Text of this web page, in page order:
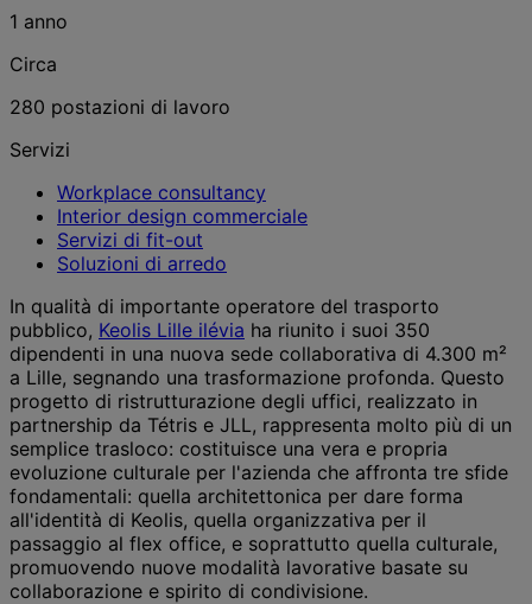
1 anno
Circa
280 postazioni di lavoro
Servizi
Workplace consultancy
Interior design commerciale
Servizi di fit-out
Soluzioni di arredo
In qualità di importante operatore del trasporto
pubblico, Keolis Lille ilévia ha riunito i suoi 350
dipendenti in una nuova sede collaborativa di 4.300 m²
a Lille, segnando una trasformazione profonda. Questo
progetto di ristrutturazione degli uffici, realizzato in
partnership da Tétris e JLL, rappresenta molto più di un
semplice trasloco: costituisce una vera e propria
evoluzione culturale per l'azienda che affronta tre sfide
fondamentali: quella architettonica per dare forma
all'identità di Keolis, quella organizzativa per il
passaggio al flex office, e soprattutto quella culturale,
promuovendo nuove modalità lavorative basate su
collaborazione e spirito di condivisione.